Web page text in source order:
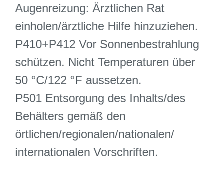
Augenreizung: Ärztlichen Rat
einholen/ärztliche Hilfe hinzuziehen.
P410+P412 Vor Sonnenbestrahlung
schützen. Nicht Temperaturen über
50 °C/122 °F aussetzen.
P501 Entsorgung des Inhalts/des
Behälters gemäß den
örtlichen/regionalen/nationalen/
internationalen Vorschriften.